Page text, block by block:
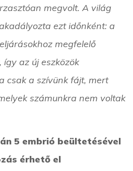
megvolt. A világ
ezt időnként: a
megfelelő
az új eszközök
csak a szívünk fájt, mert
számunkra nem voltak
5 embrió beültetésével
érhető el